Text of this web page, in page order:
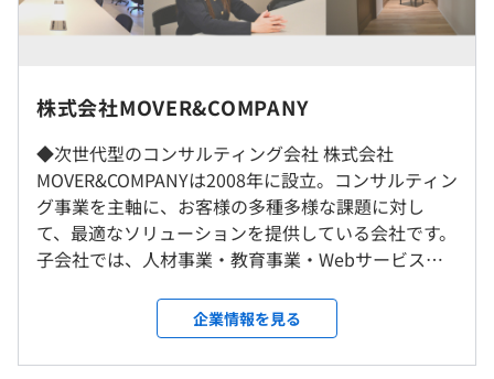
先端の課題解決に加え、自社サービスを通じた「事業運
営」の経験も積めます。個人の働き方を尊重するだけでな
決められた制度に縛られるのではなく、あなたに最適な働
き方をMOVERで一緒に形にしていきませんか？
【将来のキャリアパス】
◎エンジニアとして上流～下流まで幅広いスキルを身に付
＜雇入時＞
東京本社および自宅
＜変更範囲＞
会社の定める場所
受動喫煙防止措置に関する事項
【フレックスタイム制】
■標準労働時間：10:00〜18:00（8時間／日）
■コアタイム：10:00～15:00
■フレキシブルタイム：始業5:00～10:00、終業15:00～
22:00
休憩時間：60分 ※昼食時間は業務の都合により各々の自
株式会社MOVER&COMPANY
◆次世代型のコンサルティング会社 株式会社
MOVER&COMPANYは2008年に設立。コンサルティン
グ事業を主軸に、お客様の多種多様な課題に対し
て、最適なソリューションを提供している会社です。
子会社では、人材事業・教育事業・Webサービス事
業の立ち上げも手がけています。ベンチャー気質で複
数の自社ビジネスを展開する、次世代型のコンサル
ティング会社として順調に事業拡大中です。 ◆ITコ
企業情報を見る